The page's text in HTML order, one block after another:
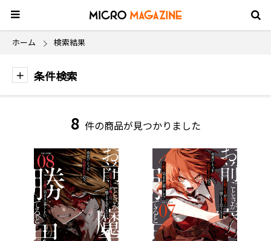
ホーム 検索結果
条件検索
8 件の商品が見つかりました